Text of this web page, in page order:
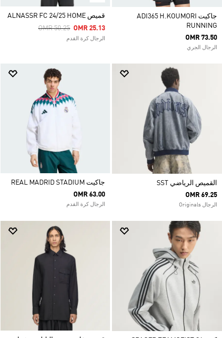
جاكيت ADI365 H.KOUMORI
RUNNING
OMR 73.50
الرجال الجري
قميص ALNASSR FC 24/25 HOME
Price Reduced From
OMR 50.25ToOMR 25.13
الرجال كرة القدم
القميص الرياضي SST
OMR 69.25
الرجال Originals
جاكيت REAL MADRID STADIUM
OMR 63.00
الرجال كرة القدم